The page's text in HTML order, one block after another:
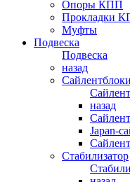
Опоры КПП
Прокладки
Муфты
Подвеска
Подвеска
назад
Сайлентблоки
назад
Japan-
Стабилизатор